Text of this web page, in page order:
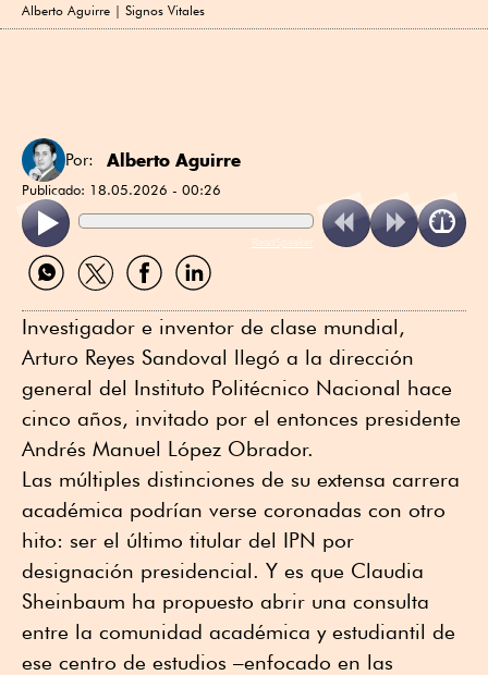
Alberto Aguirre | Signos Vitales
Por: Alberto Aguirre
Publicado: 18.05.2026 - 00:26
ReadSpeaker
Compartir
por
Compartir
por
Compartir
por
Compartir
por
Investigador e inventor de clase mundial,
Arturo Reyes Sandoval llegó a la dirección
general del Instituto Politécnico Nacional hace
cinco años, invitado por el entonces presidente
Andrés Manuel López Obrador.
Las múltiples distinciones de su extensa carrera
académica podrían verse coronadas con otro
hito: ser el último titular del IPN por
designación presidencial. Y es que Claudia
Sheinbaum ha propuesto abrir una consulta
entre la comunidad académica y estudiantil de
ese centro de estudios –enfocado en las